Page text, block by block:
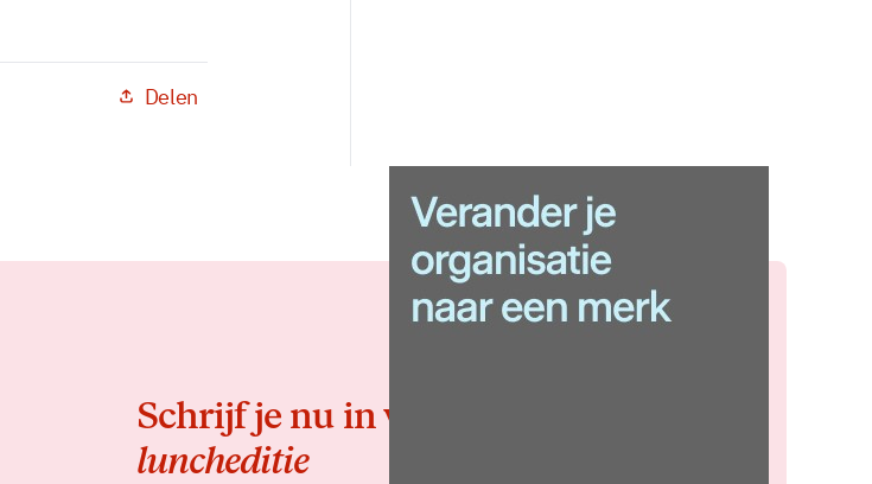
Delen
Schrijf je nu in voor de
luncheditie